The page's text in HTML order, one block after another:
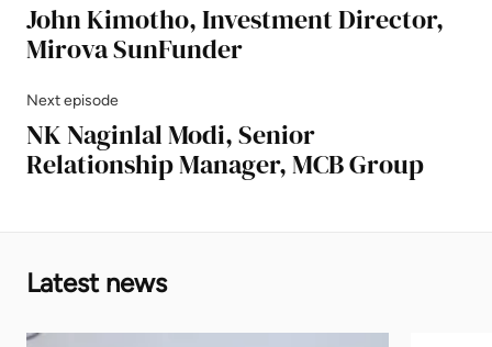
John Kimotho, Investment Director,
Mirova SunFunder
Next episode
NK Naginlal Modi, Senior
Relationship Manager, MCB Group
Latest news